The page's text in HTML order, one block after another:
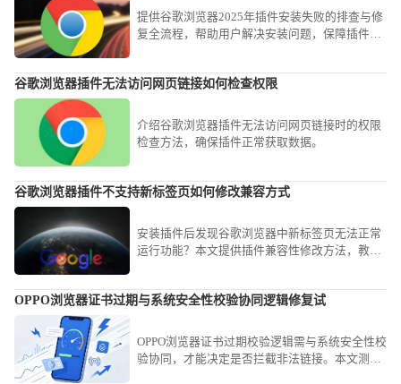
提供谷歌浏览器2025年插件安装失败的排查与修
复全流程，帮助用户解决安装问题，保障插件功
谷歌浏览器插件无法访问网页链接如何检查权限
介绍谷歌浏览器插件无法访问网页链接时的权限
检查方法，确保插件正常获取数据。
谷歌浏览器插件不支持新标签页如何修改兼容方式
安装插件后发现谷歌浏览器中新标签页无法正常
运行功能？本文提供插件兼容性修改方法，教你
OPPO浏览器证书过期与系统安全性校验协同逻辑修复试
OPPO浏览器证书过期校验逻辑需与系统安全性校
验协同，才能决定是否拦截非法链接。本文测试